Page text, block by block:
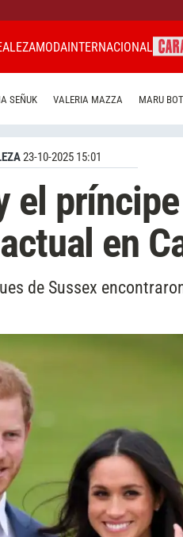
MODAINTERNACIONAL
SEÑUK VALERIA MAZZA MARU
23-10-2025 15:01
el
en
de Sussex